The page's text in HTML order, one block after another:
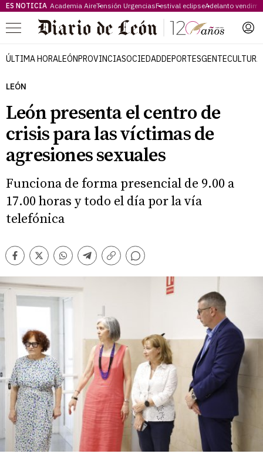
ES NOTICIA Academia AireTensión UrgenciasFestival eclipseAdelanto
Menú
ÚLTIMA HORALEÓNPROVINCIASOCIEDADDEPORTESGENTECULTURA
LEÓN
León presenta el centro de
crisis para las víctimas de
agresiones sexuales
Funciona de forma presencial de 9.00 a
17.00 horas y todo el día por la vía
telefónica
Facebook
TwitterWhatsappTelegram
Copiar
Comentarios